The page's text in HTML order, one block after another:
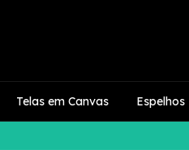
Telas em Canvas Espelhos